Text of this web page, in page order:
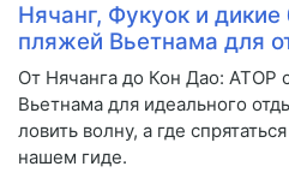
Нячанг, Фукуок и
пляжей Вьетнама для
От Нячанга до Кон Дао: АТОР
Вьетнама для идеального
ловить волну, а где
нашем гиде.